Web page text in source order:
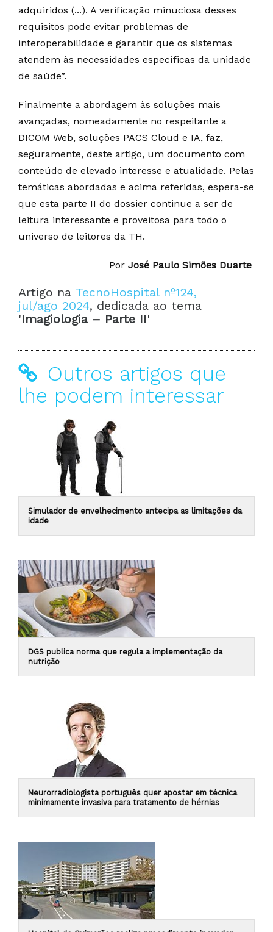
adquiridos (...). A verificação minuciosa desses
requisitos pode evitar problemas de
interoperabilidade e garantir que os sistemas
atendem às necessidades específicas da unidade
de saúde”.
Finalmente a abordagem às soluções mais
avançadas, nomeadamente no respeitante a
DICOM Web, soluções PACS Cloud e IA, faz,
seguramente, deste artigo, um documento com
conteúdo de elevado interesse e atualidade. Pelas
temáticas abordadas e acima referidas, espera-se
que esta parte II do dossier continue a ser de
leitura interessante e proveitosa para todo o
universo de leitores da TH.
Por José Paulo Simões Duarte
Artigo na TecnoHospital nº124,
jul/ago 2024, dedicada ao tema
'Imagiologia – Parte II'
Outros artigos que
lhe podem interessar
Simulador de envelhecimento antecipa as limitações da
idade
DGS publica norma que regula a implementação da
nutrição
Neurorradiologista português quer apostar em técnica
minimamente invasiva para tratamento de hérnias